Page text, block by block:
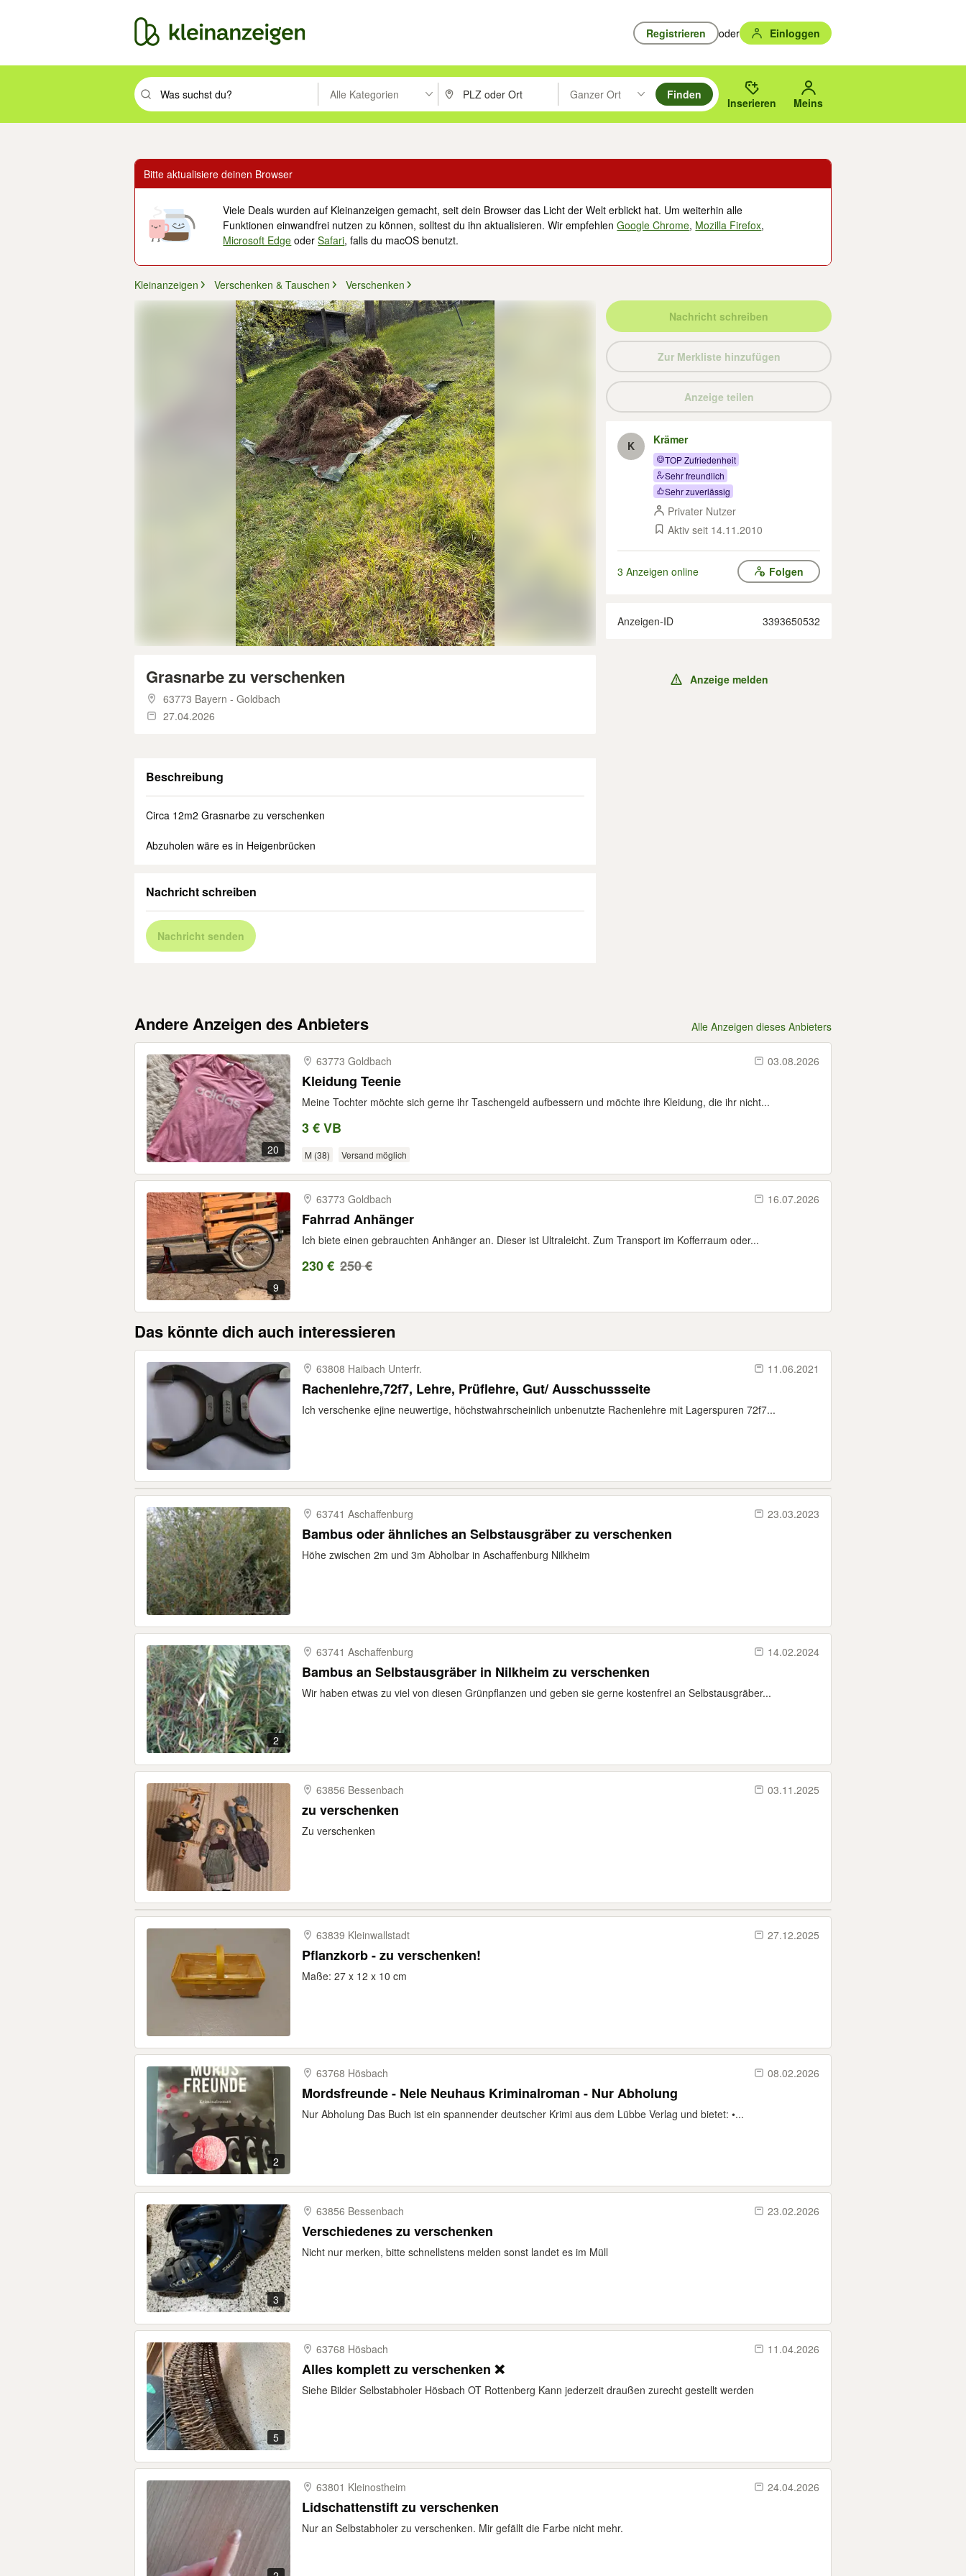
Registrieren oder Einloggen
Suchbegriff eingeben. Eingabetaste drücken um zu suchen, oder Vorschläge mit den Pfeiltasten nach oben/unten durchsuchen und mit Eingabetaste auswählen.
Alle Kategorien PLZ oder Ort eingeben. Eingabetaste drücken um zu suchen, oder Vorschläge mit den Pfeiltasten nach oben/
Ganzer Ort
Suche im Umkreis des gewählten Orts oder PLZ.
Finden
Inserieren Meins
Bitte aktualisiere deinen Browser
Viele Deals wurden auf Kleinanzeigen gemacht, seit dein Browser das Licht der Welt erblickt hat. Um weiterhin alle
Funktionen einwandfrei nutzen zu können, solltest du ihn aktualisieren. Wir empfehlenGoogle Chrome, Mozilla Firefox,
Microsoft Edge oderSafari, falls du macOS benutzt.
Kleinanzeigen Verschenken & Tauschen Verschenken
Grasnarbe zu verschenken
63773 Bayern - Goldbach
27.04.2026
Beschreibung
Circa 12m2 Grasnarbe zu verschenken
Abzuholen wäre es in Heigenbrücken
Nachricht schreiben
Nachricht senden
Nachricht schreiben
Zur Merkliste hinzufügen
Anzeige teilen
K Krämer
TOP Zufriedenheit
Sehr freundlich
Sehr zuverlässig
Privater Nutzer
Aktiv seit 14.11.2010
3 Anzeigen online Folgen
Anzeigen-ID 3393650532
Anzeige melden
Andere Anzeigen des Anbieters Alle Anzeigen dieses Anbieters
20
63773 Goldbach 03.08.2026
Kleidung Teenie
Meine Tochter möchte sich gerne ihr Taschengeld aufbessern und möchte ihre Kleidung, die ihr nicht...
3 € VB
M (38) Versand möglich
9
63773 Goldbach 16.07.2026
Fahrrad Anhänger
Ich biete einen gebrauchten Anhänger an. Dieser ist Ultraleicht. Zum Transport im Kofferraum oder...
230 € 250 €
Das könnte dich auch interessieren
63808 Haibach Unterfr. 11.06.2021
Rachenlehre,72f7, Lehre, Prüflehre, Gut/ Ausschussseite
Ich verschenke ejine neuwertige, höchstwahrscheinlich unbenutzte Rachenlehre mit Lagerspuren 72f7...
63741 Aschaffenburg 23.03.2023
Bambus oder ähnliches an Selbstausgräber zu verschenken
Höhe zwischen 2m und 3m Abholbar in Aschaffenburg Nilkheim
2
63741 Aschaffenburg 14.02.2024
Bambus an Selbstausgräber in Nilkheim zu verschenken
Wir haben etwas zu viel von diesen Grünpflanzen und geben sie gerne kostenfrei an Selbstausgräber...
63856 Bessenbach 03.11.2025
zu verschenken
Zu verschenken
63839 Kleinwallstadt 27.12.2025
Pflanzkorb - zu verschenken!
Maße: 27 x 12 x 10 cm
2
63768 Hösbach 08.02.2026
Mordsfreunde - Nele Neuhaus Kriminalroman - Nur Abholung
Nur Abholung Das Buch ist ein spannender deutscher Krimi aus dem Lübbe Verlag und bietet: •...
3
63856 Bessenbach 23.02.2026
Verschiedenes zu verschenken
Nicht nur merken, bitte schnellstens melden sonst landet es im Müll
5
63768 Hösbach 11.04.2026
Alles komplett zu verschenken ❌
Siehe Bilder Selbstabholer Hösbach OT Rottenberg Kann jederzeit draußen zurecht gestellt werden
63801 Kleinostheim 24.04.2026
Lidschattenstift zu verschenken
Nur an Selbstabholer zu verschenken. Mir gefällt die Farbe nicht mehr.